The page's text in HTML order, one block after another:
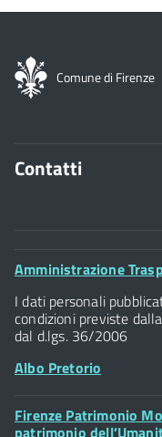
Comune di Firenze
Contatti
Comune di Firenze
Palazzo Vecchio
Piazza della Signoria
Posta Elettronica
Footer
Amministrazione
I dati personali
condizioni previste
dal d.lgs. 36/2006
Albo Pretorio
Footer
Widget
Firenze Patrimonio
patrimonio